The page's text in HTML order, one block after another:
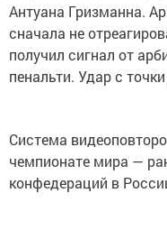
Антуана Гризманна.
сначала не
получил сигнал от
пенальти. Удар с
Система
чемпионате мира —
конфедераций в